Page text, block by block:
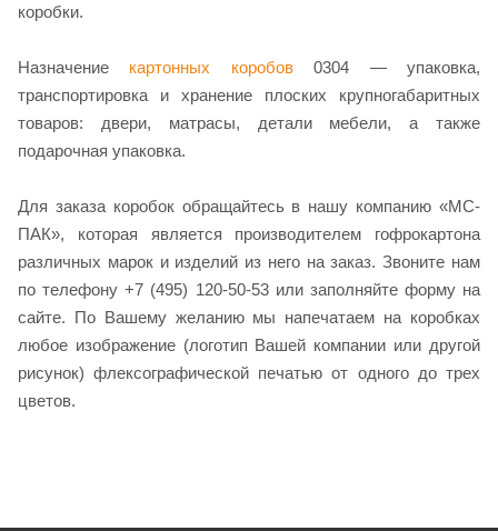
коробки.
Назначение картонных коробов0304 — упаковка,
транспортировка и хранение плоских крупногабаритных
товаров: двери, матрасы, детали мебели, а также
подарочная упаковка.
Для заказа коробок обращайтесь в нашу компанию «МС-
ПАК», которая является производителем гофрокартона
различных марок и изделий из него на заказ. Звоните нам
по телефону +7 (495) 120-50-53 или заполняйте форму на
сайте. По Вашему желанию мы напечатаем на коробках
любое изображение (логотип Вашей компании или другой
рисунок) флексографической печатью от одного до трех
цветов.